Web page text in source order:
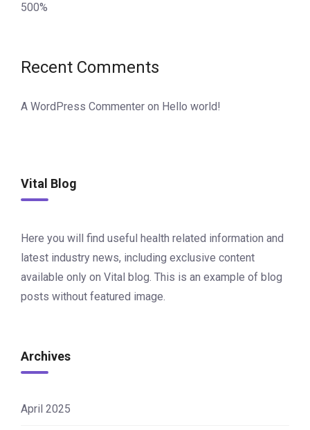
500%
Recent Comments
A WordPress Commenter on Hello world!
Vital Blog
Here you will find useful health related information and
latest industry news, including exclusive content
available only on Vital blog. This is an example of blog
posts without featured image.
Archives
April 2025